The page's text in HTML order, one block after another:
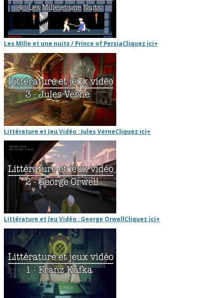
Les Mille et une nuits / Prince of PersiaCliquez ici+
Littérature et Jeu Vidéo : Jules VerneCliquez ici+
Littérature et Jeu Vidéo : George OrwellCliquez ici+